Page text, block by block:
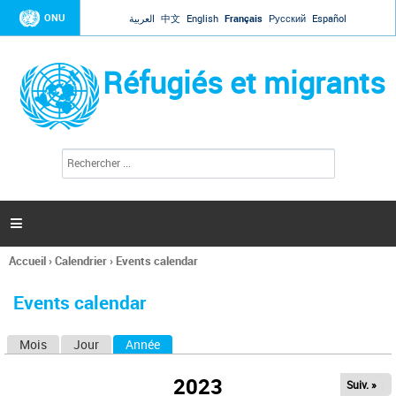
Jump to navigation
ONU العربية 中文 English Français Русский Español
Réfugiés et migrants
l
c
h
e

Vous
ici
Accueil›Calendrier› Events calendar
Events calendar
Mois Jour Année
2023 Suiv. »